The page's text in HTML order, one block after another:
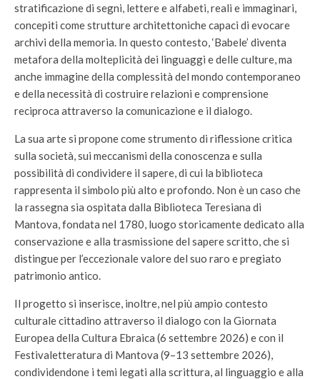
stratificazione di segni, lettere e alfabeti, reali e immaginari,
concepiti come strutture architettoniche capaci di evocare
archivi della memoria. In questo contesto, ‘Babele’ diventa
metafora della molteplicità dei linguaggi e delle culture, ma
anche immagine della complessità del mondo contemporaneo
e della necessità di costruire relazioni e comprensione
reciproca attraverso la comunicazione e il dialogo.
La sua arte si propone come strumento di riflessione critica
sulla società, sui meccanismi della conoscenza e sulla
possibilità di condividere il sapere, di cui la biblioteca
rappresenta il simbolo più alto e profondo. Non è un caso che
la rassegna sia ospitata dalla Biblioteca Teresiana di
Mantova, fondata nel 1780, luogo storicamente dedicato alla
conservazione e alla trasmissione del sapere scritto, che si
distingue per l’eccezionale valore del suo raro e pregiato
patrimonio antico.
Il progetto si inserisce, inoltre, nel più ampio contesto
culturale cittadino attraverso il dialogo con la Giornata
Europea della Cultura Ebraica (6 settembre 2026) e con il
Festivaletteratura di Mantova (9–13 settembre 2026),
condividendone i temi legati alla scrittura, al linguaggio e alla